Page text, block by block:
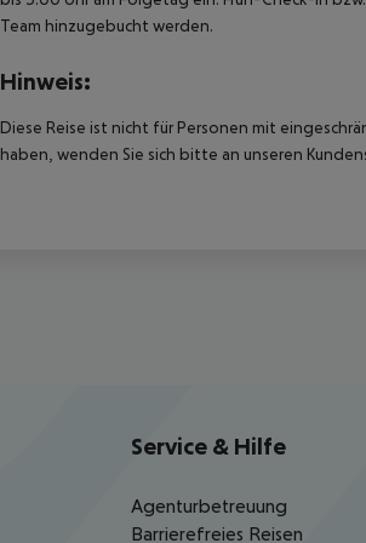
Team hinzugebucht werden.
Hinweis:
Diese Reise ist nicht für Personen mit
haben, wenden Sie sich bitte an unseren
Service & Hilfe
Agenturbetreuung
Barrierefreies Reisen